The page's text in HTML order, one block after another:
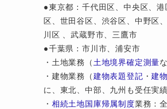
●東京都：千代田区、中央区、
区、世田谷区、渋谷区、中野区
川区 、武蔵野市、三鷹市
●千葉県：市川市、浦安市
・土地業務（土地境界確定測量
・建物業務（建物表題登記 ・建
に、東北、中部、九州も受任実
・ 相続土地国庫帰属制度業務：